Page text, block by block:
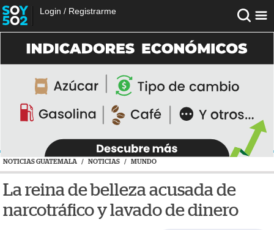
Login / Registrarme
NOTICIAS GUATEMALA / NOTICIAS / MUNDO
La reina de belleza acusada de
narcotráfico y lavado de dinero